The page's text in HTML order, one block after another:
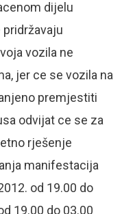
dijelu
vozila ne
jer ce se vozila na
premjestiti
odvijat ce se za
rješenje
manifestacija
od 19.00 do
19.00 do 03.00